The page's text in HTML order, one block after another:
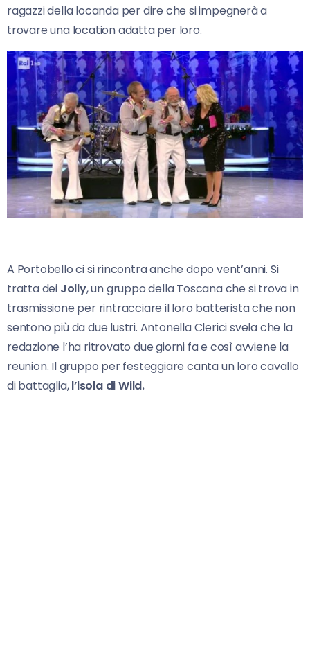
ragazzi della locanda per dire che si impegnerà a
trovare una location adatta per loro.
A Portobello ci si rincontra anche dopo vent’anni. Si
tratta dei Jolly, un gruppo della Toscana che si trova in
trasmissione per rintracciare il loro batterista che non
sentono più da due lustri. Antonella Clerici svela che la
redazione l’ha ritrovato due giorni fa e così avviene la
reunion. Il gruppo per festeggiare canta un loro cavallo
di battaglia,l’isola di Wild.